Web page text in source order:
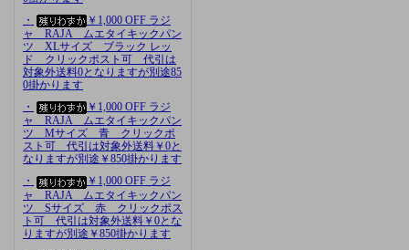
・
￥1,000 OFF ラジ
ャ RAJA ムエタイキックパン
ツ XLサイズ ブラック レッ
ド クリックポスト可 代引は
対象外送料0となりますが別途85
0掛かります
・
￥1,000 OFF ラジ
ャ RAJA ムエタイキックパン
ツ Mサイズ 青 クリックポ
スト可 代引は対象外送料￥0と
なりますが別途￥850掛かります
・
￥1,000 OFF ラジ
ャ RAJA ムエタイキックパン
ツ Sサイズ 赤 クリックポス
ト可 代引は対象外送料￥0とな
りますが別途￥850掛かります